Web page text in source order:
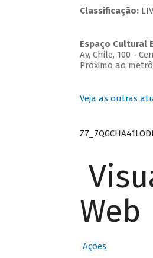
Classificação:
Espaço Cultural
Av, Chile, 100 -
Próximo ao
Veja as outras
Web
Ações